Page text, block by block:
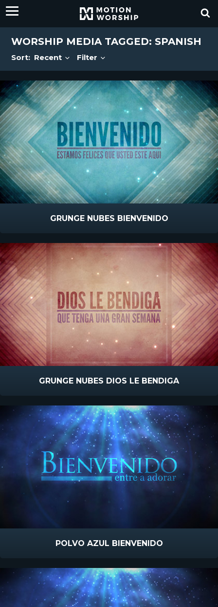
WORSHIP MEDIA TAGGED: SPANISH
Sort: Recent Filter
GRUNGE NUBES BIENVENIDO
GRUNGE NUBES DIOS LE BENDIGA
POLVO AZUL BIENVENIDO